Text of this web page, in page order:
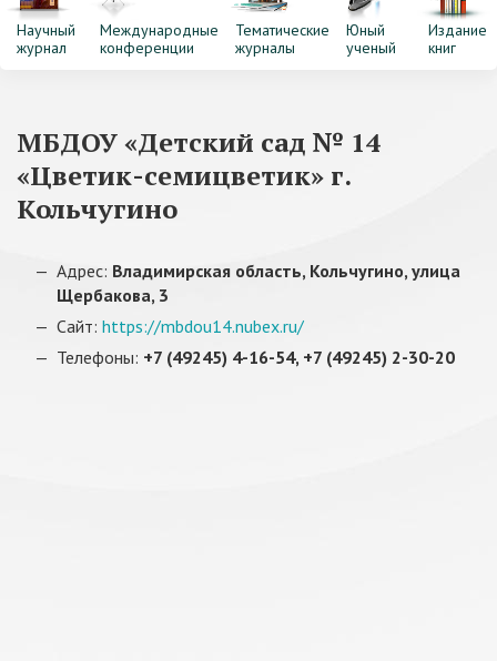
Научный
журнал
Международные
конференции
Тематические
журналы
Юный
ученый
Издание
книг
МБДОУ «Детский сад № 14
«Цветик-семицветик» г.
Кольчугино
Адрес: Владимирская область, Кольчугино, улица
Щербакова, 3
Сайт: https://mbdou14.nubex.ru/
Телефоны: +7 (49245) 4-16-54, +7 (49245) 2-30-20